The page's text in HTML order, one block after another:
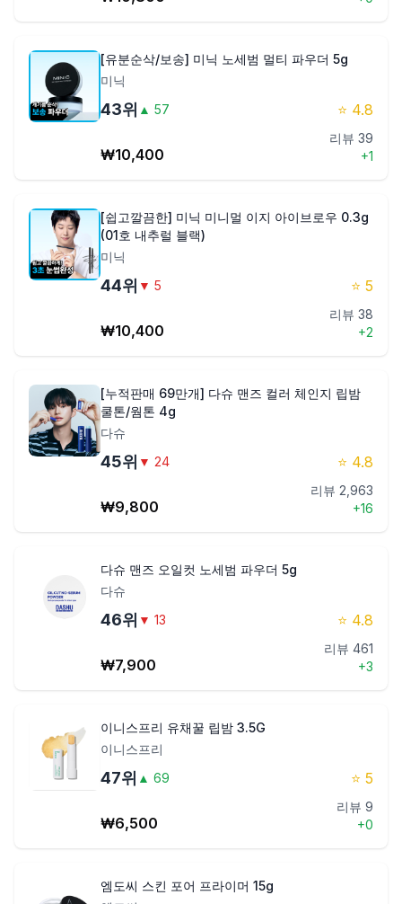
[유분순삭/보송] 미닉 노세범 멀티 파우더 5g
미닉
43위 ▲ 57 ⭐ 4.8
₩10,400
리뷰 39
+1
[쉽고깔끔한] 미닉 미니멀 이지 아이브로우 0.3g
(01호 내추럴 블랙)
미닉
44위 ▼ 5 ⭐ 5
₩10,400
리뷰 38
+2
[누적판매 69만개] 다슈 맨즈 컬러 체인지 립밤
쿨톤/웜톤 4g
다슈
45위 ▼ 24 ⭐ 4.8
₩9,800
리뷰 2,963
+16
다슈 맨즈 오일컷 노세범 파우더 5g
다슈
46위 ▼ 13 ⭐ 4.8
₩7,900
리뷰 461
+3
이니스프리 유채꿀 립밤 3.5G
이니스프리
47위 ▲ 69 ⭐ 5
₩6,500
리뷰 9
+0
엠도씨 스킨 포어 프라이머 15g